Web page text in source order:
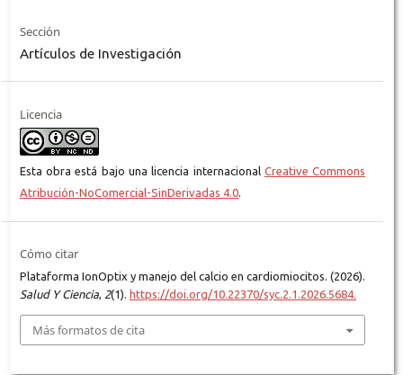
Sección
Artículos de Investigación
Licencia
Esta obra está bajo una licencia internacional Creative Commons
Atribución-NoComercial-SinDerivadas 4.0.
Cómo citar
Plataforma IonOptix y manejo del calcio en cardiomiocitos. (2026).
Salud Y Ciencia, 2(1). https://doi.org/10.22370/syc.2.1.2026.5684.
Más formatos de cita